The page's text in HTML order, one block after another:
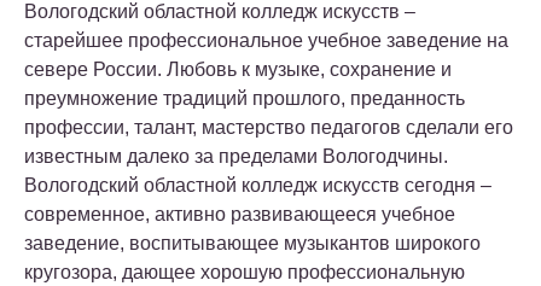
Вологодский областной колледж искусств –
старейшее профессиональное учебное заведение на
севере России. Любовь к музыке, сохранение и
преумножение традиций прошлого, преданность
профессии, талант, мастерство педагогов сделали его
известным далеко за пределами Вологодчины.
Вологодский областной колледж искусств сегодня –
современное, активно развивающееся учебное
заведение, воспитывающее музыкантов широкого
кругозора, дающее хорошую профессиональную